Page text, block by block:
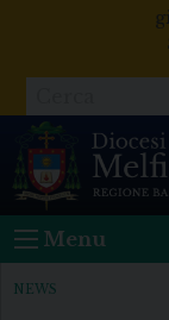
Menu
NEWS